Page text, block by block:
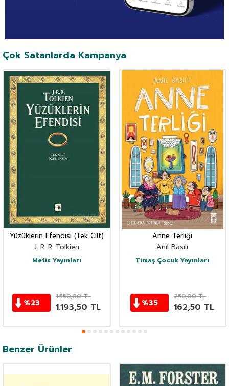
Çok Satanlarda Kampanya
Yüzüklerin Efendisi (Tek Cilt)
J. R. R. Tolkien
Metis Yayınları
%23
1.550,00TL
1.193,50 TL
Anne Terliği
Anıl Basılı
Timaş Çocuk Yayınları
%35
250,00TL
162,50 TL
Benzer Ürünler